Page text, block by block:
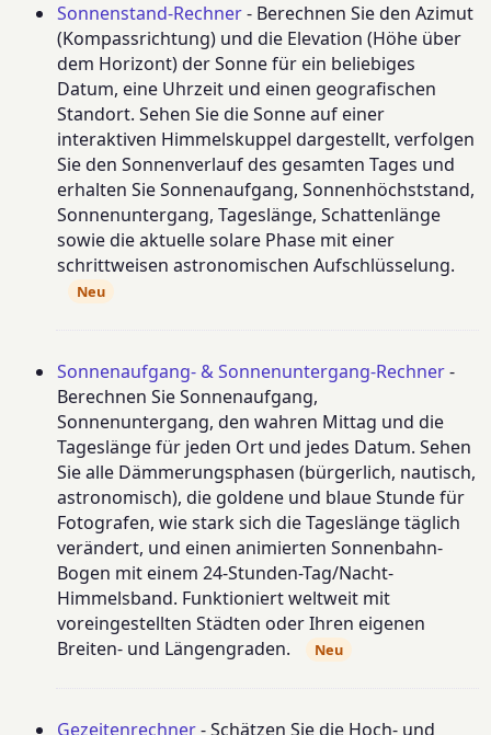
Sonnenstand-Rechner- Berechnen Sie den Azimut
(Kompassrichtung) und die Elevation (Höhe über
dem Horizont) der Sonne für ein beliebiges
Datum, eine Uhrzeit und einen geografischen
Standort. Sehen Sie die Sonne auf einer
interaktiven Himmelskuppel dargestellt, verfolgen
Sie den Sonnenverlauf des gesamten Tages und
erhalten Sie Sonnenaufgang, Sonnenhöchststand,
Sonnenuntergang, Tageslänge, Schattenlänge
sowie die aktuelle solare Phase mit einer
schrittweisen astronomischen Aufschlüsselung.
Neu
Sonnenaufgang- & Sonnenuntergang-Rechner-
Berechnen Sie Sonnenaufgang,
Sonnenuntergang, den wahren Mittag und die
Tageslänge für jeden Ort und jedes Datum. Sehen
Sie alle Dämmerungsphasen (bürgerlich, nautisch,
astronomisch), die goldene und blaue Stunde für
Fotografen, wie stark sich die Tageslänge täglich
verändert, und einen animierten Sonnenbahn-
Bogen mit einem 24-Stunden-Tag/Nacht-
Himmelsband. Funktioniert weltweit mit
voreingestellten Städten oder Ihren eigenen
Breiten- und Längengraden.
Neu
Gezeitenrechner- Schätzen Sie die Hoch- und